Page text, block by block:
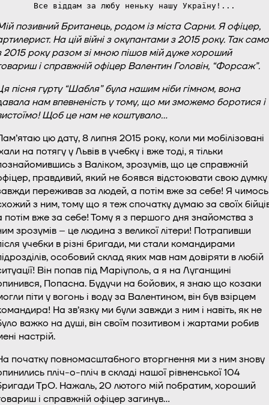
Все віддам за любу неньку нашу Україну!...
позивний Британець, родом із міста Сарни. Я офіцер,
На цій війні з окупантами з 2015 року. Так само
2015 року разом зі мною пішов мій дуже хороший
і справжній офіцер Валентин Головін, “Форсаж”.
пісня гурту “Шабля” була нашим ніби гімном, вона
нам впевненість у тому, що ми зможемо боротися і
Щоб це нам не коштувало…
цю дату, 8 липня 2015 року, коли ми мобілізовані
на потягу у Львів в учебку і вже тоді, я тільки
з Валіком, зрозумів, що це справжній
правдивий, який не боявся відстоювати свою думку
переживав за людей, а потім вже за себе! Я чимось
з ним, тому що я теж спочатку думаю за своїх
потім вже за себе! Тому я з першого дня знайомства з
зрозумів – це людина з великої літери! Потрапивши
учебки в різні бригади, ми стали командирами
особовий склад яких мав нам довіряти в любій
Він попав під Маріуполь, а я на Луганщині
Попасна. Будучи на бойових, я знаю що козаки
піти у вогонь і воду за Валентином, він був взірцем
На зв’язку ми були завжди з ним і навіть, як не
важко на душі, він своїм позитивом і жартами робив
настрій.
початку повномасштабного вторгнення ми з ним знову
пліч-о-пліч в складі нашої рівненської 104
ТрО. Нажаль, 20 лютого мій побратим, хороший
і справжній офіцер загинув…